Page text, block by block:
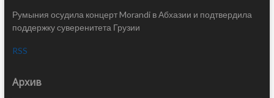
Румыния осудила концерт Morandi в Абхазии и подтвердила
поддержку суверенитета Грузии
RSS
Архив